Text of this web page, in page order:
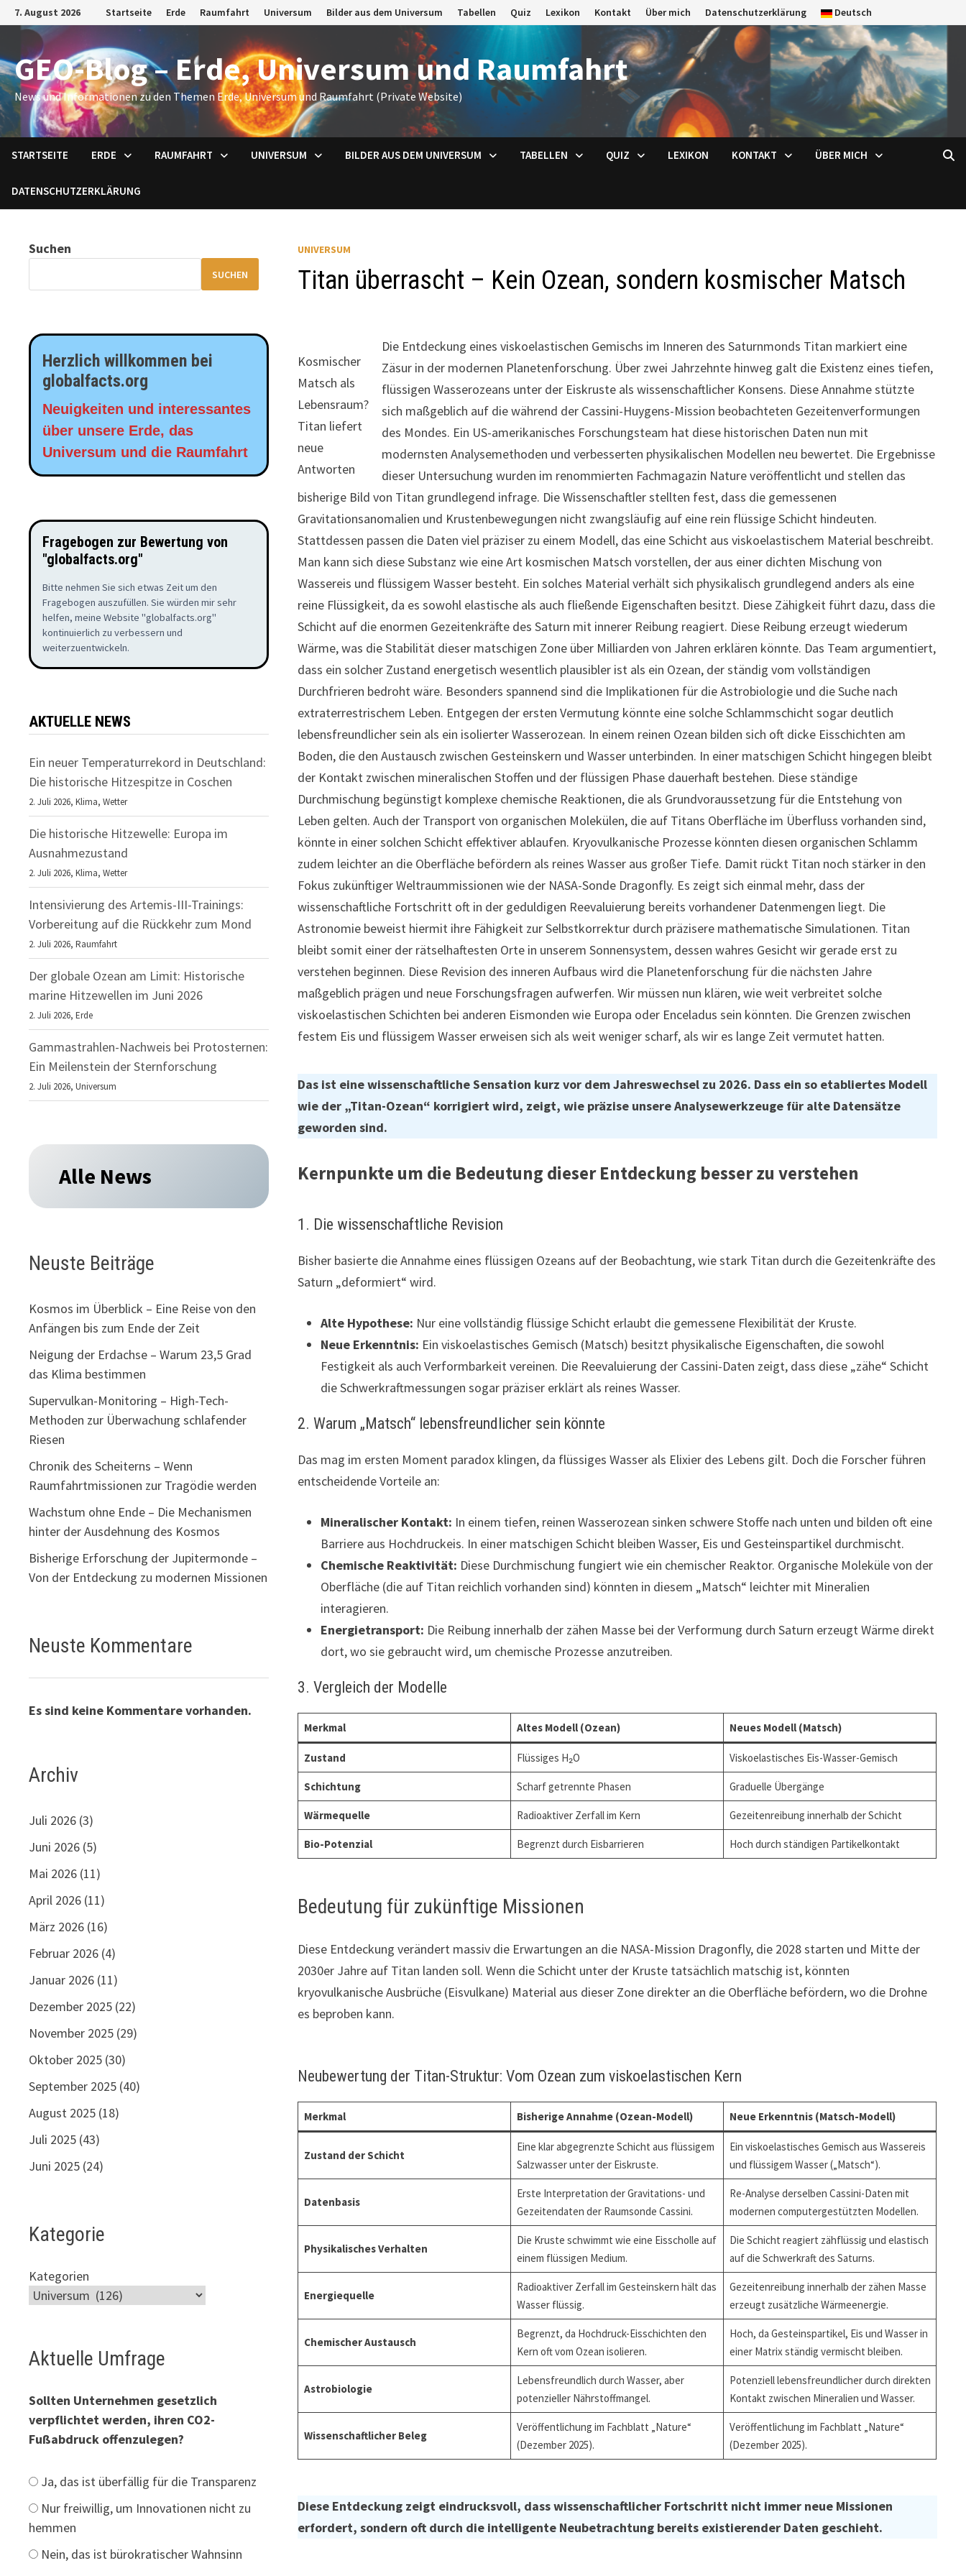
Zum
Inhalt
springen
7. August 2026 Startseite Erde Raumfahrt Universum Bilder aus dem Universum Tabellen Quiz Lexikon Kontakt Über mich Datenschutzerklärung Deutsch
GEO-Blog – Erde, Universum und Raumfahrt
News und Informationen zu den Themen Erde, Universum und Raumfahrt (Private Website)
STARTSEITE ERDE RAUMFAHRT UNIVERSUM BILDER AUS DEM UNIVERSUM TABELLEN QUIZ LEXIKON KONTAKT ÜBER MICH
DATENSCHUTZERKLÄRUNG
UNIVERSUM
Titan überrascht – Kein Ozean, sondern kosmischer Matsch
Kosmischer
Matsch als
Lebensraum?
Titan liefert
neue
Antworten
Die Entdeckung eines viskoelastischen Gemischs im Inneren des Saturnmonds Titan markiert eine
Zäsur in der modernen Planetenforschung. Über zwei Jahrzehnte hinweg galt die Existenz eines tiefen,
flüssigen Wasserozeans unter der Eiskruste als wissenschaftlicher Konsens. Diese Annahme stützte
sich maßgeblich auf die während der Cassini-Huygens-Mission beobachteten Gezeitenverformungen
des Mondes. Ein US-amerikanisches Forschungsteam hat diese historischen Daten nun mit
modernsten Analysemethoden und verbesserten physikalischen Modellen neu bewertet. Die Ergebnisse
dieser Untersuchung wurden im renommierten Fachmagazin Nature veröffentlicht und stellen das
bisherige Bild von Titan grundlegend infrage. Die Wissenschaftler stellten fest, dass die gemessenen
Gravitationsanomalien und Krustenbewegungen nicht zwangsläufig auf eine rein flüssige Schicht hindeuten.
Stattdessen passen die Daten viel präziser zu einem Modell, das eine Schicht aus viskoelastischem Material beschreibt.
Man kann sich diese Substanz wie eine Art kosmischen Matsch vorstellen, der aus einer dichten Mischung von
Wassereis und flüssigem Wasser besteht. Ein solches Material verhält sich physikalisch grundlegend anders als eine
reine Flüssigkeit, da es sowohl elastische als auch fließende Eigenschaften besitzt. Diese Zähigkeit führt dazu, dass die
Schicht auf die enormen Gezeitenkräfte des Saturn mit innerer Reibung reagiert. Diese Reibung erzeugt wiederum
Wärme, was die Stabilität dieser matschigen Zone über Milliarden von Jahren erklären könnte. Das Team argumentiert,
dass ein solcher Zustand energetisch wesentlich plausibler ist als ein Ozean, der ständig vom vollständigen
Durchfrieren bedroht wäre. Besonders spannend sind die Implikationen für die Astrobiologie und die Suche nach
extraterrestrischem Leben. Entgegen der ersten Vermutung könnte eine solche Schlammschicht sogar deutlich
lebensfreundlicher sein als ein isolierter Wasserozean. In einem reinen Ozean bilden sich oft dicke Eisschichten am
Boden, die den Austausch zwischen Gesteinskern und Wasser unterbinden. In einer matschigen Schicht hingegen bleibt
der Kontakt zwischen mineralischen Stoffen und der flüssigen Phase dauerhaft bestehen. Diese ständige
Durchmischung begünstigt komplexe chemische Reaktionen, die als Grundvoraussetzung für die Entstehung von
Leben gelten. Auch der Transport von organischen Molekülen, die auf Titans Oberfläche im Überfluss vorhanden sind,
könnte in einer solchen Schicht effektiver ablaufen. Kryovulkanische Prozesse könnten diesen organischen Schlamm
zudem leichter an die Oberfläche befördern als reines Wasser aus großer Tiefe. Damit rückt Titan noch stärker in den
Fokus zukünftiger Weltraummissionen wie der NASA-Sonde Dragonfly. Es zeigt sich einmal mehr, dass der
wissenschaftliche Fortschritt oft in der geduldigen Reevaluierung bereits vorhandener Datenmengen liegt. Die
Astronomie beweist hiermit ihre Fähigkeit zur Selbstkorrektur durch präzisere mathematische Simulationen. Titan
bleibt somit einer der rätselhaftesten Orte in unserem Sonnensystem, dessen wahres Gesicht wir gerade erst zu
verstehen beginnen. Diese Revision des inneren Aufbaus wird die Planetenforschung für die nächsten Jahre
maßgeblich prägen und neue Forschungsfragen aufwerfen. Wir müssen nun klären, wie weit verbreitet solche
viskoelastischen Schichten bei anderen Eismonden wie Europa oder Enceladus sein könnten. Die Grenzen zwischen
festem Eis und flüssigem Wasser erweisen sich als weit weniger scharf, als wir es lange Zeit vermutet hatten.
Das ist eine wissenschaftliche Sensation kurz vor dem Jahreswechsel zu 2026. Dass ein so etabliertes Modell
wie der „Titan-Ozean“ korrigiert wird, zeigt, wie präzise unsere Analysewerkzeuge für alte Datensätze
geworden sind.
Kernpunkte um die Bedeutung dieser Entdeckung besser zu verstehen
1. Die wissenschaftliche Revision
Bisher basierte die Annahme eines flüssigen Ozeans auf der Beobachtung, wie stark Titan durch die Gezeitenkräfte des
Saturn „deformiert“ wird.
Alte Hypothese: Nur eine vollständig flüssige Schicht erlaubt die gemessene Flexibilität der Kruste.
Neue Erkenntnis: Ein viskoelastisches Gemisch (Matsch) besitzt physikalische Eigenschaften, die sowohl
Festigkeit als auch Verformbarkeit vereinen. Die Reevaluierung der Cassini-Daten zeigt, dass diese „zähe“ Schicht
die Schwerkraftmessungen sogar präziser erklärt als reines Wasser.
2. Warum „Matsch“ lebensfreundlicher sein könnte
Das mag im ersten Moment paradox klingen, da flüssiges Wasser als Elixier des Lebens gilt. Doch die Forscher führen
entscheidende Vorteile an:
Mineralischer Kontakt: In einem tiefen, reinen Wasserozean sinken schwere Stoffe nach unten und bilden oft eine
Barriere aus Hochdruckeis. In einer matschigen Schicht bleiben Wasser, Eis und Gesteinspartikel durchmischt.
Chemische Reaktivität: Diese Durchmischung fungiert wie ein chemischer Reaktor. Organische Moleküle von der
Oberfläche (die auf Titan reichlich vorhanden sind) könnten in diesem „Matsch“ leichter mit Mineralien
interagieren.
Energietransport: Die Reibung innerhalb der zähen Masse bei der Verformung durch Saturn erzeugt Wärme direkt
dort, wo sie gebraucht wird, um chemische Prozesse anzutreiben.
3. Vergleich der Modelle
Merkmal Altes Modell (Ozean) Neues Modell (Matsch)
Zustand Flüssiges H₂O Viskoelastisches Eis-Wasser-Gemisch
Schichtung Scharf getrennte Phasen Graduelle Übergänge
Wärmequelle Radioaktiver Zerfall im Kern Gezeitenreibung innerhalb der Schicht
Bio-Potenzial Begrenzt durch Eisbarrieren Hoch durch ständigen Partikelkontakt
Bedeutung für zukünftige Missionen
Diese Entdeckung verändert massiv die Erwartungen an die NASA-Mission Dragonfly, die 2028 starten und Mitte der
2030er Jahre auf Titan landen soll. Wenn die Schicht unter der Kruste tatsächlich matschig ist, könnten
kryovulkanische Ausbrüche (Eisvulkane) Material aus dieser Zone direkter an die Oberfläche befördern, wo die Drohne
es beproben kann.
Neubewertung der Titan-Struktur: Vom Ozean zum viskoelastischen Kern
Merkmal Bisherige Annahme (Ozean-Modell) Neue Erkenntnis (Matsch-Modell)
Zustand der Schicht
Eine klar abgegrenzte Schicht aus flüssigem
Salzwasser unter der Eiskruste.
Ein viskoelastisches Gemisch aus Wassereis
und flüssigem Wasser („Matsch“).
Datenbasis
Erste Interpretation der Gravitations- und
Gezeitendaten der Raumsonde Cassini.
Re-Analyse derselben Cassini-Daten mit
modernen computergestützten Modellen.
Physikalisches Verhalten
Die Kruste schwimmt wie eine Eisscholle auf
einem flüssigen Medium.
Die Schicht reagiert zähflüssig und elastisch
auf die Schwerkraft des Saturns.
Energiequelle
Radioaktiver Zerfall im Gesteinskern hält das
Wasser flüssig.
Gezeitenreibung innerhalb der zähen Masse
erzeugt zusätzliche Wärmeenergie.
Chemischer Austausch
Begrenzt, da Hochdruck-Eisschichten den
Kern oft vom Ozean isolieren.
Hoch, da Gesteinspartikel, Eis und Wasser in
einer Matrix ständig vermischt bleiben.
Astrobiologie
Lebensfreundlich durch Wasser, aber
potenzieller Nährstoffmangel.
Potenziell lebensfreundlicher durch direkten
Kontakt zwischen Mineralien und Wasser.
Wissenschaftlicher Beleg
Veröffentlichung im Fachblatt „Nature“
(Dezember 2025).
Veröffentlichung im Fachblatt „Nature“
(Dezember 2025).
Diese Entdeckung zeigt eindrucksvoll, dass wissenschaftlicher Fortschritt nicht immer neue Missionen
erfordert, sondern oft durch die intelligente Neubetrachtung bereits existierender Daten geschieht.
Suchen
SUCHEN
Herzlich willkommen bei
globalfacts.org
Neuigkeiten und interessantes
über unsere Erde, das
Universum und die Raumfahrt
Fragebogen zur Bewertung von
"globalfacts.org"
Bitte nehmen Sie sich etwas Zeit um den
Fragebogen auszufüllen. Sie würden mir sehr
helfen, meine Website "globalfacts.org"
kontinuierlich zu verbessern und
weiterzuentwickeln.
AKTUELLE NEWS
Ein neuer Temperaturrekord in Deutschland:
Die historische Hitzespitze in Coschen
2. Juli 2026,Klima,Wetter
Die historische Hitzewelle: Europa im
Ausnahmezustand
2. Juli 2026,Klima,Wetter
Intensivierung des Artemis-III-Trainings:
Vorbereitung auf die Rückkehr zum Mond
2. Juli 2026,Raumfahrt
Der globale Ozean am Limit: Historische
marine Hitzewellen im Juni 2026
2. Juli 2026,Erde
Gammastrahlen-Nachweis bei Protosternen:
Ein Meilenstein der Sternforschung
2. Juli 2026,Universum
Alle News
Neuste Beiträge
Kosmos im Überblick – Eine Reise von den
Anfängen bis zum Ende der Zeit
Neigung der Erdachse – Warum 23,5 Grad
das Klima bestimmen
Supervulkan-Monitoring – High-Tech-
Methoden zur Überwachung schlafender
Riesen
Chronik des Scheiterns – Wenn
Raumfahrtmissionen zur Tragödie werden
Wachstum ohne Ende – Die Mechanismen
hinter der Ausdehnung des Kosmos
Bisherige Erforschung der Jupitermonde –
Von der Entdeckung zu modernen Missionen
Neuste Kommentare
Es sind keine Kommentare vorhanden.
Archiv
Juli 2026 (3)
Juni 2026 (5)
Mai 2026 (11)
April 2026 (11)
März 2026 (16)
Februar 2026 (4)
Januar 2026 (11)
Dezember 2025 (22)
November 2025 (29)
Oktober 2025 (30)
September 2025 (40)
August 2025 (18)
Juli 2025 (43)
Juni 2025 (24)
Kategorie
Kategorien
Aktuelle Umfrage
Sollten Unternehmen gesetzlich
verpflichtet werden, ihren CO2-
Fußabdruck offenzulegen?
Ja, das ist überfällig für die Transparenz
Nur freiwillig, um Innovationen nicht zu
hemmen
Nein, das ist bürokratischer Wahnsinn